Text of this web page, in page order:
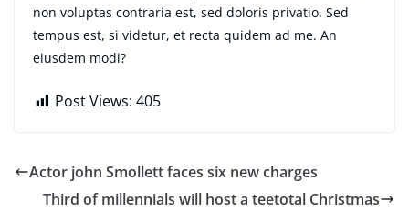
non voluptas contraria est, sed doloris privatio. Sed
tempus est, si videtur, et recta quidem ad me. An
eiusdem modi?
Post Views: 405
Actor john Smollett faces six new charges
Third of millennials will host a teetotal Christmas